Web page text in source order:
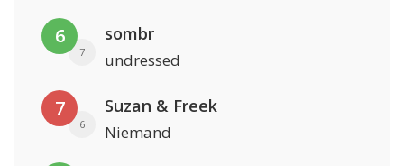
6
7
sombr
undressed
7
6
Suzan & Freek
Niemand